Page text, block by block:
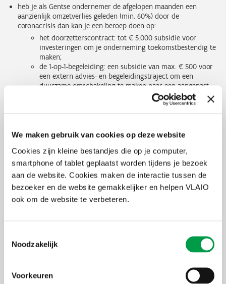
We maken gebruik van cookies op deze website
Cookies zijn kleine bestandjes die op je computer,
smartphone of tablet geplaatst worden tijdens je bezoek
aan de website. Cookies maken de interactie tussen de
bezoeker en de website gemakkelijker en helpen VLAIO
ook om de website te verbeteren.
Noodzakelijk
Voorkeuren
heb je als Gentse ondernemer de afgelopen maanden een
aanzienlijk omzetverlies geleden (min. 60%) door de
coronacrisis dan kan je een beroep doen op:
het doorzetterscontract: tot € 5.000 subsidie voor
investeringen om je onderneming toekomstbestendig te
maken;
de 1-op-1-begeleiding: een subsidie van max. € 500 voor
een extern advies- en begeleidingstraject om een
duurzame omschakeling te maken naar een aangepast
businessmodel, aanpassingen in je diensten- en/of
productenaanbod te maken of toekomstbestendige
korte keten dan kan je voor advies en investeringen tot € 6.000
handelaars en horeca-uitbaters op het grondgebied van Gent
die nood hebben aan individuele coaching kunnen een beroep
doen op het individuele coachingtraject Reboot Gent 2020
Al deze initiatieven kan je raadplegen op de webpagina Nieuwe
Kalmthout voorziet een tweede Kalmthoutse beschermingspremie
Beschermingsmechanisme 6 of 7 van VLAIO toegekend kregen.
Zelfstandigen in hoofdberoep (of gelijkgestelde zelfstandigen in